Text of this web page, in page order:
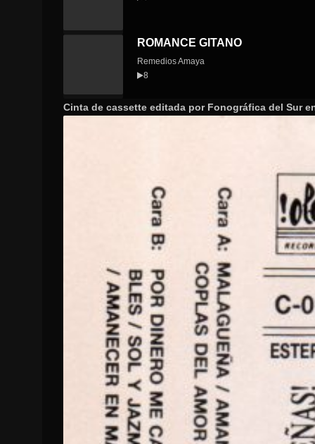
ROMANCE GITANO
Remedios Amaya
8
Cinta de cassette editada por Fonográfica del Sur